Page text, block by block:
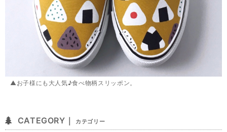
▲お子様にも大人気♪食べ物柄スリッポン。
CATEGORY｜ カテゴリー